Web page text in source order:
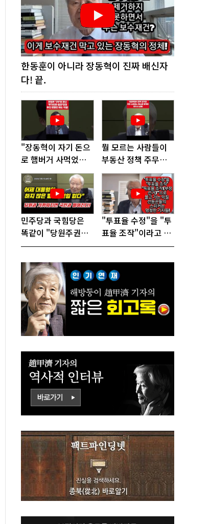
한동훈이 아니라 장동혁이 진짜 배신자
다! 끝.
"장동혁이 자기 돈으
로 햄버거 사먹었다
고? 너무 없어 보인
다"
뭘 모르는 사람들이
부동산 정책 주무르
다가 여기까지 왔다!
민주당과 국힘당은
똑같이 "당원주권정
당"으로 전락했다!
"투표율 수정"을 "투
표율 조작"이라고 선
동하는 참 나쁜 사람